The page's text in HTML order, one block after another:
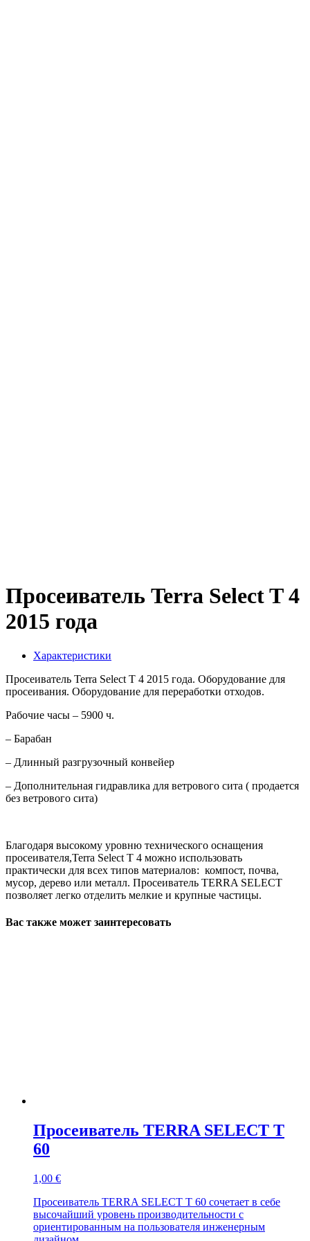
Просеиватель Terra Select T 4
2015 года
Характеристики
Просеиватель Terra Select T 4 2015 года. Оборудование для
просеивания. Оборудование для переработки отходов.
Рабочие часы – 5900 ч.
– Барабан
– Длинный разгрузочный конвейер
– Дополнительная гидравлика для ветрового сита ( продается
без ветрового сита)
Благодаря высокому уровню технического оснащения
просеивателя,Terra Select Т 4 можно использовать
практически для всех типов материалов: компост, почва,
мусор, дерево или металл. Просеиватель TERRA SELECT
позволяет легко отделить мелкие и крупные частицы.
Вас также может заинтересовать
Просеиватель TERRA SELECT T
60
1,00 €
Просеиватель TERRA SELECT T 60 сочетает в себе
высочайший уровень производительности с
ориентированным на пользователя инженерным